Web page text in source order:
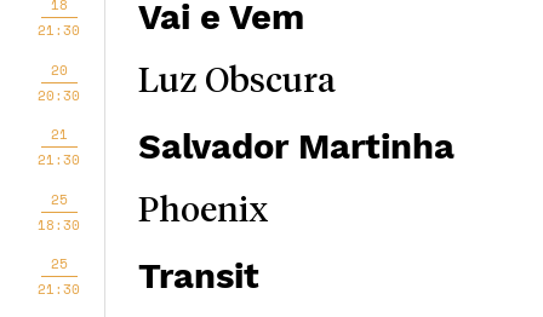
18
21:30
Vai e Vem
20
20:30
Luz Obscura
21
21:30
Salvador Martinha
25
18:30
Phoenix
25
21:30
Transit